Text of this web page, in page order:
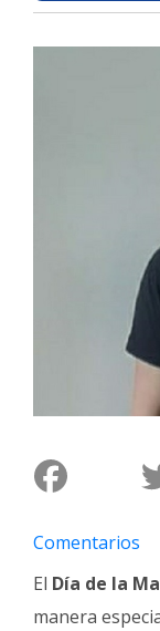
Deportes
Arte
Comentarios
El Día de la
manera